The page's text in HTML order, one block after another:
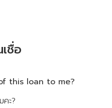
ชื่อ
this loan to me?
ะ?